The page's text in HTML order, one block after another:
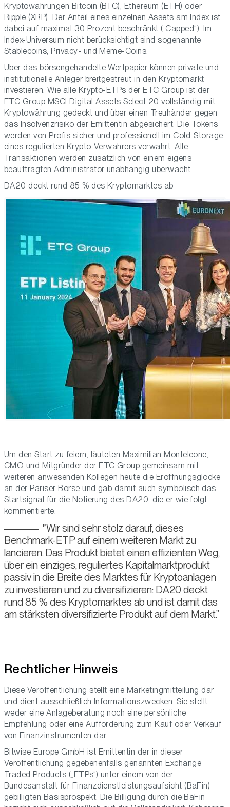
Kryptowährungen Bitcoin (BTC), Ethereum (ETH) oder
Ripple (XRP). Der Anteil eines einzelnen Assets am Index ist
dabei auf maximal 30 Prozent beschränkt („Capped“). Im
Index-Universum nicht berücksichtigt sind sogenannte
Stablecoins, Privacy- und Meme-Coins.
Über das börsengehandelte Wertpapier können private und
institutionelle Anleger breitgestreut in den Kryptomarkt
investieren. Wie alle Krypto-ETPs der ETC Group ist der
ETC Group MSCI Digital Assets Select 20 vollständig mit
Kryptowährung gedeckt und über einen Treuhänder gegen
das Insolvenzrisiko der Emittentin abgesichert. Die Tokens
werden von Profis sicher und professionell im Cold-Storage
eines regulierten Krypto-Verwahrers verwahrt. Alle
Transaktionen werden zusätzlich von einem eigens
beauftragten Administrator unabhängig überwacht.
DA20 deckt rund 85 % des Kryptomarktes ab
Um den Start zu feiern, läuteten Maximilian Monteleone,
CMO und Mitgründer der ETC Group gemeinsam mit
weiteren anwesenden Kollegen heute die Eröffnungsglocke
an der Pariser Börse und gab damit auch symbolisch das
Startsignal für die Notierung des DA20, die er wie folgt
kommentierte:
Wir sind sehr stolz darauf, dieses
Benchmark-ETP auf einem weiteren Markt zu
lancieren. Das Produkt bietet einen effizienten Weg,
über ein einziges, reguliertes Kapitalmarktprodukt
passiv in die Breite des Marktes für Kryptoanlagen
zu investieren und zu diversifizieren: DA20 deckt
rund 85 % des Kryptomarktes ab und ist damit das
am stärksten diversifizierte Produkt auf dem Markt.
Rechtlicher Hinweis
Diese Veröffentlichung stellt eine Marketingmitteilung dar
und dient ausschließlich Informationszwecken. Sie stellt
weder eine Anlageberatung noch eine persönliche
Empfehlung oder eine Aufforderung zum Kauf oder Verkauf
von Finanzinstrumenten dar.
Bitwise Europe GmbH ist Emittentin der in dieser
Veröffentlichung gegebenenfalls genannten Exchange
Traded Products („ETPs“) unter einem von der
Bundesanstalt für Finanzdienstleistungsaufsicht (BaFin)
gebilligten Basisprospekt. Die Billigung durch die BaFin